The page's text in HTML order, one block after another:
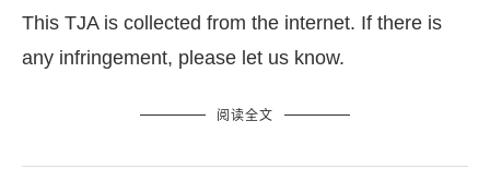
This TJA is collected from the internet. If there is
any infringement, please let us know.
阅读全文